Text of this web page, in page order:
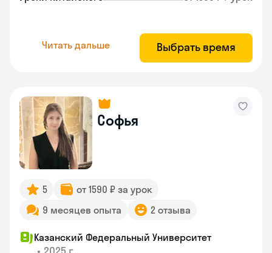
Читать дальше Выбрать время
Софья
5
от 1590 ₽ за урок
9 месяцев опыта
2 отзыва
Казанский Федеральный Университет